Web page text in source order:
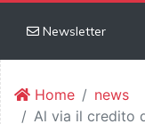
Newsletter
Home
news
Al via il credito